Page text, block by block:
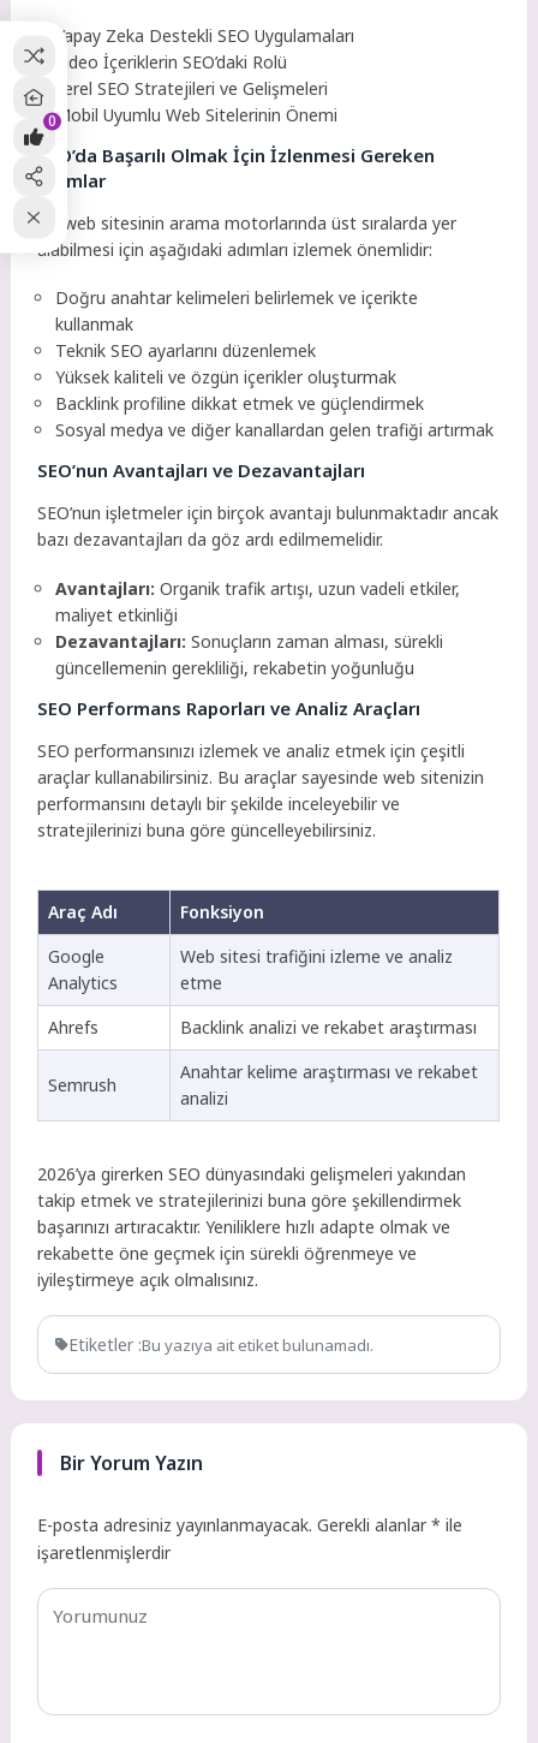
Yapay Zeka Destekli SEO Uygulamaları
Video İçeriklerin SEO’daki Rolü
Yerel SEO Stratejileri ve Gelişmeleri
Mobil Uyumlu Web Sitelerinin Önemi
SEO’da Başarılı Olmak İçin İzlenmesi Gereken
Adımlar
Bir web sitesinin arama motorlarında üst sıralarda yer
alabilmesi için aşağıdaki adımları izlemek önemlidir:
Doğru anahtar kelimeleri belirlemek ve içerikte
kullanmak
Teknik SEO ayarlarını düzenlemek
Yüksek kaliteli ve özgün içerikler oluşturmak
Backlink profiline dikkat etmek ve güçlendirmek
Sosyal medya ve diğer kanallardan gelen trafiği artırmak
SEO’nun Avantajları ve Dezavantajları
SEO’nun işletmeler için birçok avantajı bulunmaktadır ancak
bazı dezavantajları da göz ardı edilmemelidir.
Avantajları: Organik trafik artışı, uzun vadeli etkiler,
maliyet etkinliği
Dezavantajları: Sonuçların zaman alması, sürekli
güncellemenin gerekliliği, rekabetin yoğunluğu
SEO Performans Raporları ve Analiz Araçları
SEO performansınızı izlemek ve analiz etmek için çeşitli
araçlar kullanabilirsiniz. Bu araçlar sayesinde web sitenizin
performansını detaylı bir şekilde inceleyebilir ve
stratejilerinizi buna göre güncelleyebilirsiniz.
Araç Adı
Fonksiyon
Google
Analytics
Web sitesi trafiğini izleme ve analiz
etme
Ahrefs
Backlink analizi ve rekabet araştırması
Semrush
Anahtar kelime araştırması ve rekabet
analizi
2026’ya girerken SEO dünyasındaki gelişmeleri yakından
takip etmek ve stratejilerinizi buna göre şekillendirmek
başarınızı artıracaktır. Yeniliklere hızlı adapte olmak ve
rekabette öne geçmek için sürekli öğrenmeye ve
iyileştirmeye açık olmalısınız.
Etiketler :Bu yazıya ait etiket bulunamadı.
Bir Yorum Yazın
E-posta adresiniz yayınlanmayacak. Gerekli alanlar* ile
işaretlenmişlerdir
0